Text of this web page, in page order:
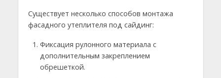
Существует несколько способов монтажа
фасадного утеплителя под сайдинг:
Фиксация рулонного материала с
дополнительным закреплением
обрешеткой.